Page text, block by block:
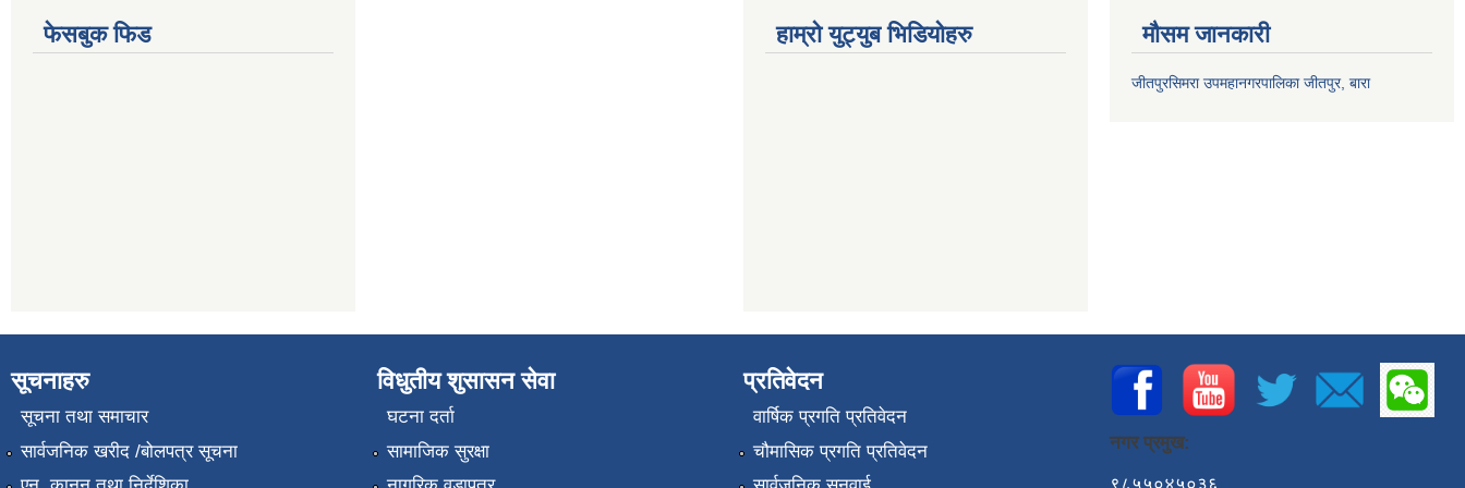
फेसबुक फिड हाम्रो युट्युब भिडियोहरु मौसम जानकारी
जीतपुरसिमरा उपमहानगरपालिका जीतपुर, बारा
सूचनाहरु
सूचना तथा समाचार
सार्वजनिक खरीद /बोलपत्र सूचना
विधुतीय शुसासन सेवा
घटना दर्ता
सामाजिक सुरक्षा
प्रतिवेदन
वार्षिक प्रगति प्रतिवेदन
चौमासिक प्रगति प्रतिवेदन
नगर प्रमुख: